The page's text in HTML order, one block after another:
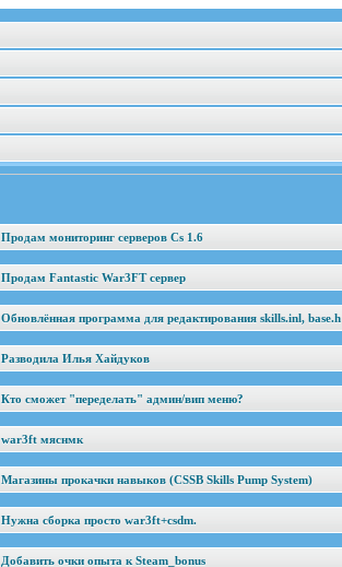
Продам мониторинг серверов Cs 1.6
Продам Fantastic War3FT сервер
Обновлённая программа для редактирования skills.inl, base.h
Разводила Илья Хайдуков
Кто сможет "переделать" админ/вип меню?
war3ft мяснмк
Магазины прокачки навыков (CSSB Skills Pump System)
Нужна сборка просто war3ft+csdm.
Добавить очки опыта к Steam_bonus